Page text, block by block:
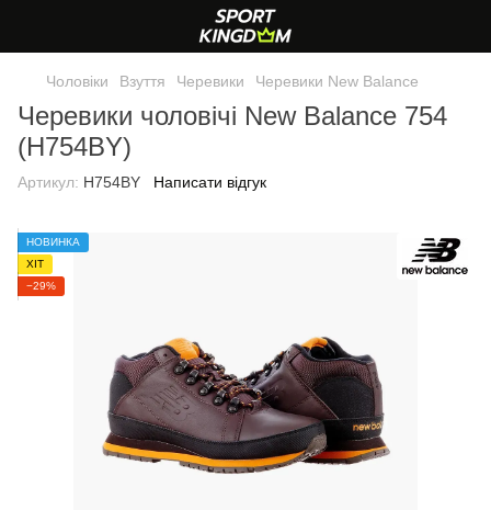
Чоловіки Взуття Черевики Черевики New Balance
Черевики чоловічі New Balance 754
(H754BY)
Артикул: H754BY Написати відгук
НОВИНКА
ХІТ
−29%